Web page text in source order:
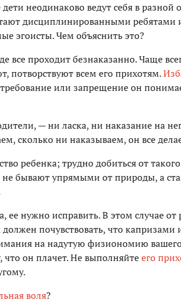
неодинаково ведут себя в разной
дисциплинированными ребятами
эгоисты. Чем объяснить это?
все проходит безнаказанно. Чаще
потворствуют всем его прихотям.
или запрещение он
— ни ласка, ни наказание на
сколько ни наказываем, он все
ребенка; трудно добиться от
не бывают упрямыми от природы, а
нужно исправить. В этом случае от
почувствовать, что капризами
на надутую физиономию
он плачет. Не выполняйтеего
воля?